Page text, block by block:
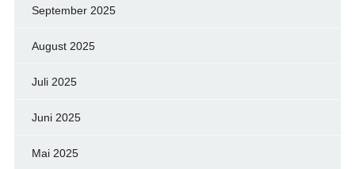
September 2025
August 2025
Juli 2025
Juni 2025
Mai 2025